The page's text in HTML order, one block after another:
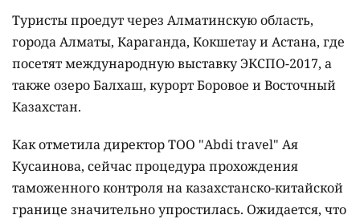
Туристы проедут через Алматинскую область,
города Алматы, Караганда, Кокшетау и Астана, где
посетят международную выставку ЭКСПО-2017, а
также озеро Балхаш, курорт Боровое и Восточный
Казахстан.
Как отметила директор ТОО "Abdi travel" Ая
Кусаинова, сейчас процедура прохождения
таможенного контроля на казахстанско-китайской
границе значительно упростилась. Ожидается, что